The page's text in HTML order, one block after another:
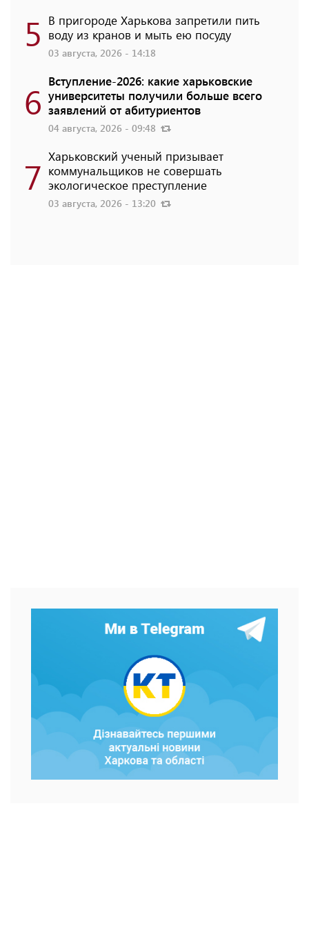
5 В пригороде Харькова запретили пить
воду из кранов и мыть ею посуду
03 августа, 2026 - 14:18
6 Вступление-2026: какие харьковские
университеты получили больше всего
заявлений от абитуриентов
04 августа, 2026 - 09:48
7 Харьковский ученый призывает
коммунальщиков не совершать
экологическое преступление
03 августа, 2026 - 13:20